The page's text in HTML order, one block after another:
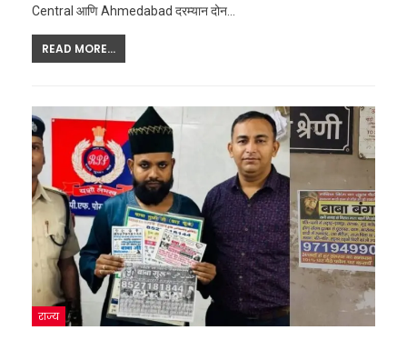
Central आणि Ahmedabad दरम्यान दोन
READ MORE...
राज्य